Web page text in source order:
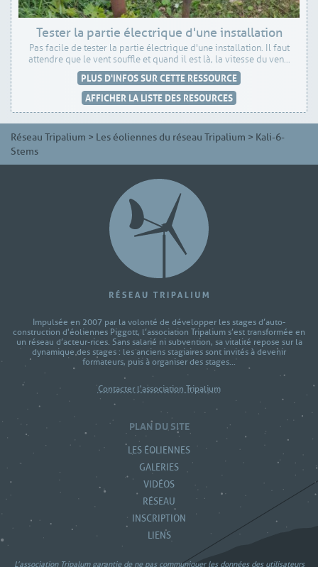
Tester la partie électrique d'une installation
Pas facile de tester la partie électrique d'une installation. Il faut
attendre que le vent souffle et quand il est là, la vitesse du ven...
PLUS D'INFOS SUR CETTE RESSOURCE
AFFICHER LA LISTE DES RESOURCES
Réseau Tripalium > Les éoliennes du réseau Tripalium > Kali-6-
Stems
Impulsée en 2007 par la volonté de développer les stages d’auto-
construction d'éoliennes Piggott, l’association Tripalium s’est transformée en
un réseau d’acteur-rices. Sans salarié ni subvention, sa vitalité repose sur la
dynamique des stages : les anciens stagiaires sont invités à devenir
formateurs, puis à organiser des stages...
Contacter l'association Tripalium
PLAN DU SITE
LES ÉOLIENNES
GALERIES
VIDÉOS
RÉSEAU
INSCRIPTION
LIENS
L’association Tripalum garantie de ne pas communiquer les données des utilisateurs